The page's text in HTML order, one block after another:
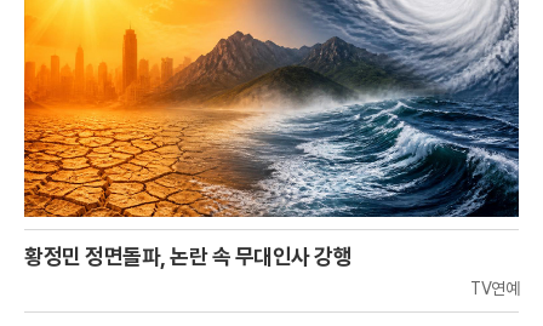
황정민 정면돌파, 논란 속 무대인사 강행
TV연예